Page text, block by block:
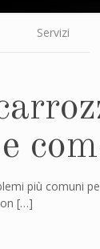
Servizi
più comuni
[…]